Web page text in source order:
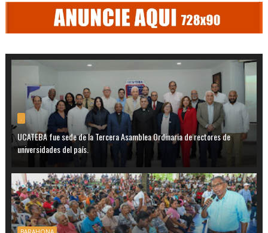
.
UCATEBA fue sede de la Tercera Asamblea Ordinaria de rectores de
universidades del país.